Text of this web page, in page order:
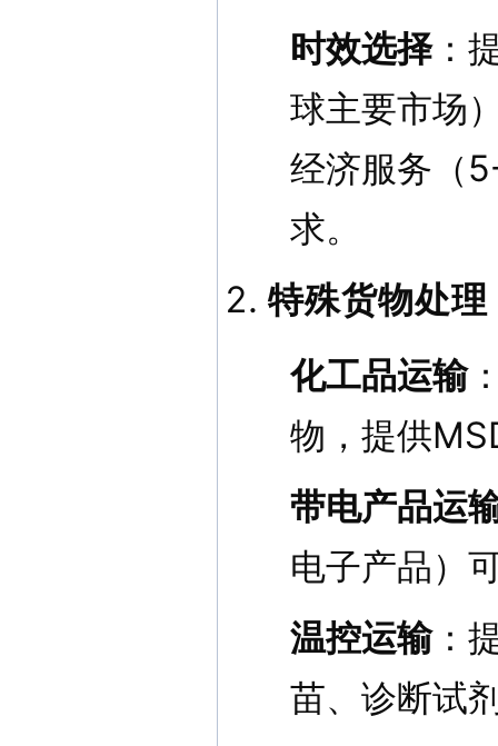
时效选择：
球主要市场
经济服务（
求。
特殊货物处理
化工品运输
物，提供
带电产品运
电子产品）
温控运输：
苗、诊断试